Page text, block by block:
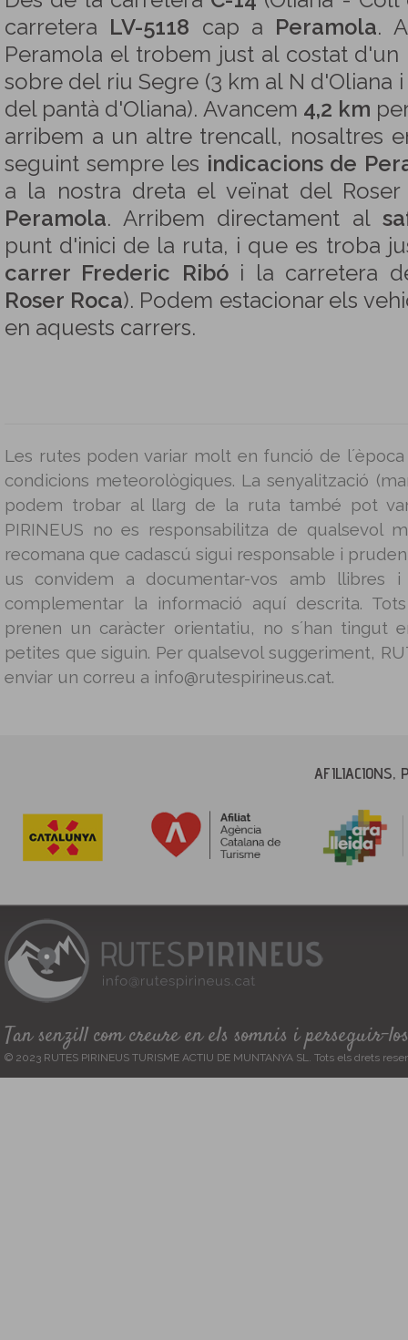
carretera LV-5118 cap a Peramola.
Peramola el trobem just al costat
sobre del riu Segre (3 km al N d'Oliana
del pantà d'Oliana). Avancem 4,2 km
arribem a un altre trencall, nosaltres
seguint sempre les indicacions de
a la nostra dreta el veïnat del
Peramola. Arribem directament al
punt d'inici de la ruta, i que es troba
carrer Frederic Ribó i la carretera
Roser Roca). Podem estacionar els
en aquests carrers.
Les rutes poden variar molt en funció de
condicions meteorològiques. La senyalització
podem trobar al llarg de la ruta també pot
PIRINEUS no es responsabilitza de qualsevol
recomana que cadascú sigui responsable i
us convidem a documentar-vos amb llibres i
complementar la informació aquí descrita.
prenen un caràcter orientatiu, no s´han tingut
petites que siguin. Per qualsevol suggeriment,
enviar un correu a info@rutespirineus.cat.
AFILIACIONS,
Tan senzill com creure en els somnis i perseguir-los
© 2023 RUTES PIRINEUS TURISME ACTIU DE MUNTANYA SL. Tots els drets